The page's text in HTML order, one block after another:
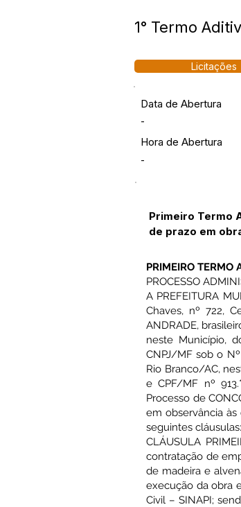
1° Termo
Licitações
Data de Abertura
-
Hora de Abertura
-
Primeiro Termo
de prazo em
PRIMEIRO TERMO
PROCESSO
A PREFEITURA
Chaves, nº 722,
ANDRADE,
neste Município,
CNPJ/MF sob o
Rio Branco/AC,
e CPF/MF nº
Processo de
em observância às
seguintes cláusulas:
CLÁUSULA
contratação de
de madeira e
execução da obra
Civil – SINAPI;